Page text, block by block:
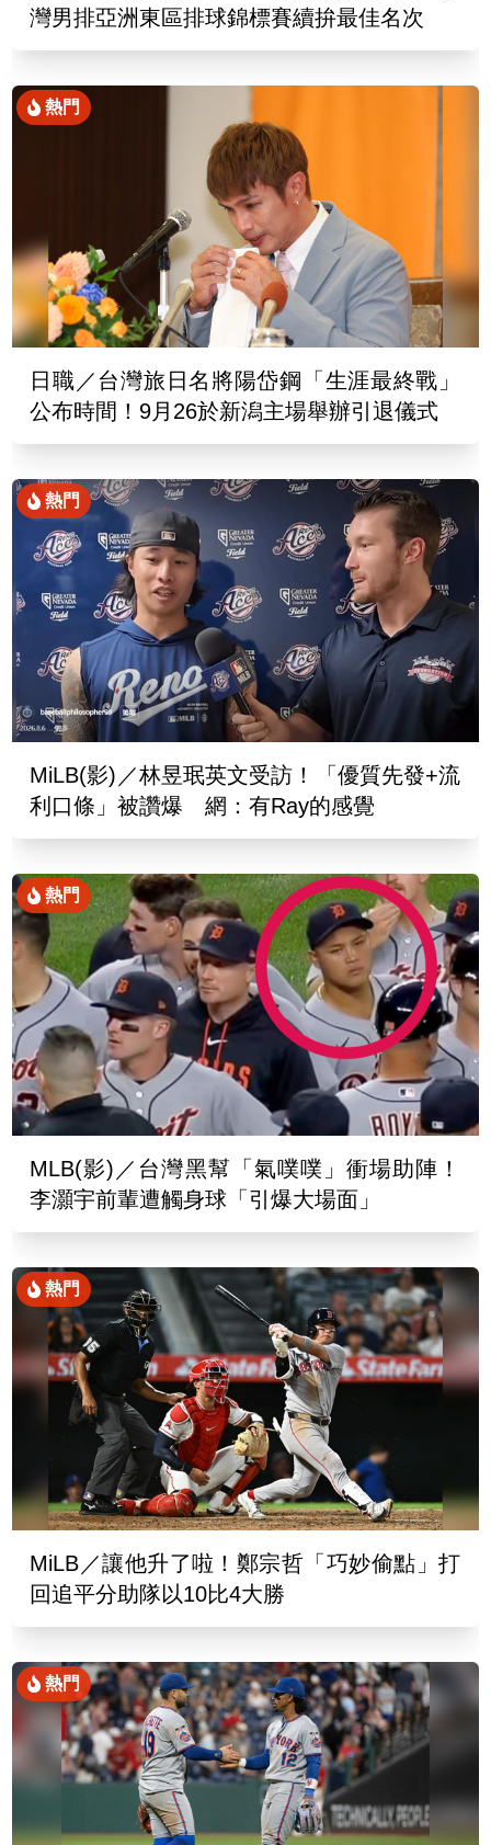
灣男排亞洲東區排球錦標賽續拚最佳名次
熱門
日職／台灣旅日名將陽岱鋼「生涯最終戰」
公布時間！9月26於新潟主場舉辦引退儀式
熱門
MiLB(影)／林昱珉英文受訪！「優質先發+流
利口條」被讚爆 網：有Ray的感覺
熱門
MLB(影)／台灣黑幫「氣噗噗」衝場助陣！
李灝宇前輩遭觸身球「引爆大場面」
熱門
MiLB／讓他升了啦！鄭宗哲「巧妙偷點」打
回追平分助隊以10比4大勝
熱門